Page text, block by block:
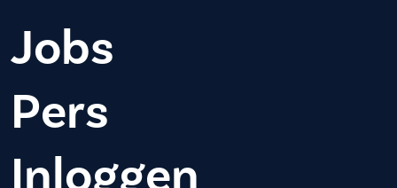
Jobs
Pers
Inloggen